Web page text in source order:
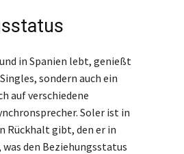
in Spanien lebt, genießt
sondern auch ein
auf verschiedene
Soler ist in
Rückhalt gibt, den er in
den Beziehungsstatus